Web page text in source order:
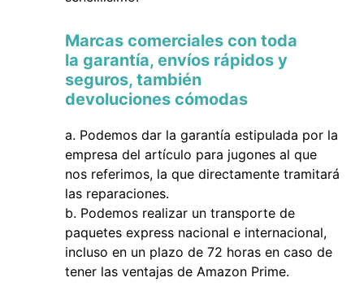
Marcas comerciales con toda
la garantía, envíos rápidos y
seguros, también
devoluciones cómodas
Podemos dar la garantía estipulada por la
empresa del artículo para jugones al que
nos referimos, la que directamente tramitará
las reparaciones.
Podemos realizar un transporte de
paquetes express nacional e internacional,
incluso en un plazo de 72 horas en caso de
tener las ventajas de Amazon Prime.